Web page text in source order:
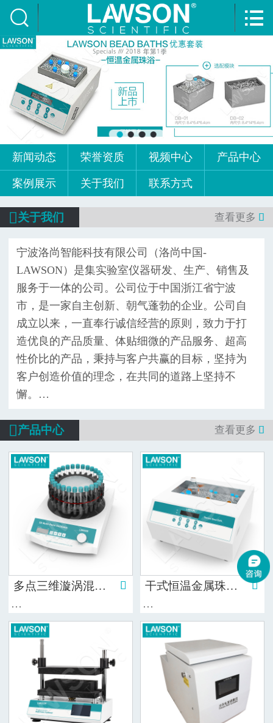

新闻动态
荣誉资质
视频中心
产品中心
案例展示


新闻动态 荣誉资质 视频中心 产品中心
案例展示 关于我们 联系方式
查看更多 
关于我们
​宁波洛尚智能科技有限公司（洛尚中国-
LAWSON）是集实验室仪器研发、生产、销售及
服务于一体的公司。公司位于中国浙江省宁波
市，是一家自主创新、朝气蓬勃的企业。公司自
成立以来，一直奉行诚信经营的原则，致力于打
造优良的产品质量、体贴细微的产品服务、超高
性价比的产品，秉持与客户共赢的目标，坚持为
客户创造价值的理念，在共同的道路上坚持不
懈。…
查看更多 
产品中心
多点三维漩涡混匀仪 DMR-300 多点涡旋振荡器 Multi Reax

…
干式恒温金属珠浴箱/细胞复苏恒温器DHB-706

…